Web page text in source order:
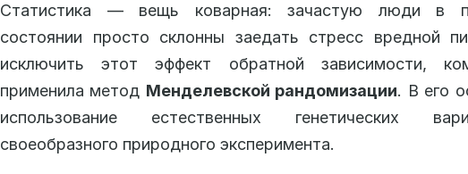
Статистика — вещь коварная: зачастую люди в
состоянии просто склонны заедать стресс вредной
исключить этот эффект обратной зависимости,
применила метод Менделевской рандомизации. В его
использование естественных генетических
своеобразного природного эксперимента.